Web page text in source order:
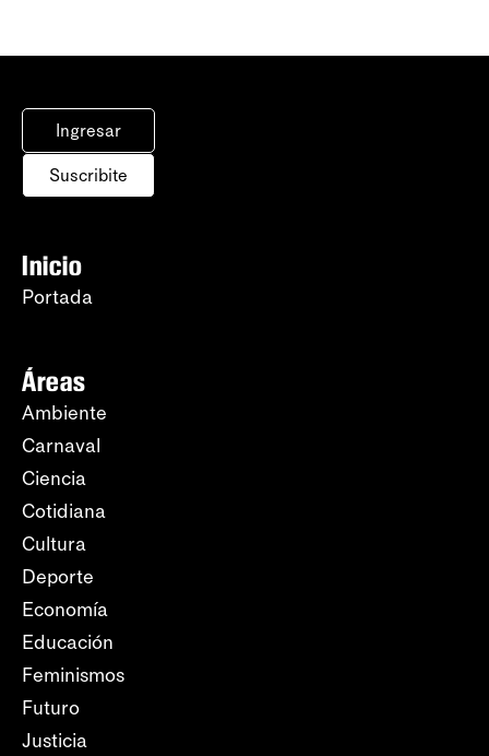
Ingresar
Suscribite
Inicio
Portada
Áreas
Ambiente
Carnaval
Ciencia
Cotidiana
Cultura
Deporte
Economía
Educación
Feminismos
Futuro
Justicia